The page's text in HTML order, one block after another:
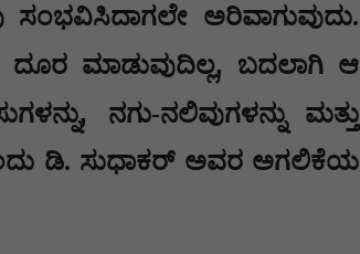
ಸಂಭವಿಸಿದಾಗಲೇ ಅರಿವಾಗುವುದು.
ದೂರ ಮಾಡುವುದಿಲ್ಲ, ಬದಲಾಗಿ ಆ
, ನಗು-ನಲಿವುಗಳನ್ನು ಮತ್ತು
ಡಿ. ಸುಧಾಕರ್ ಅವರ ಅಗಲಿಕೆಯ